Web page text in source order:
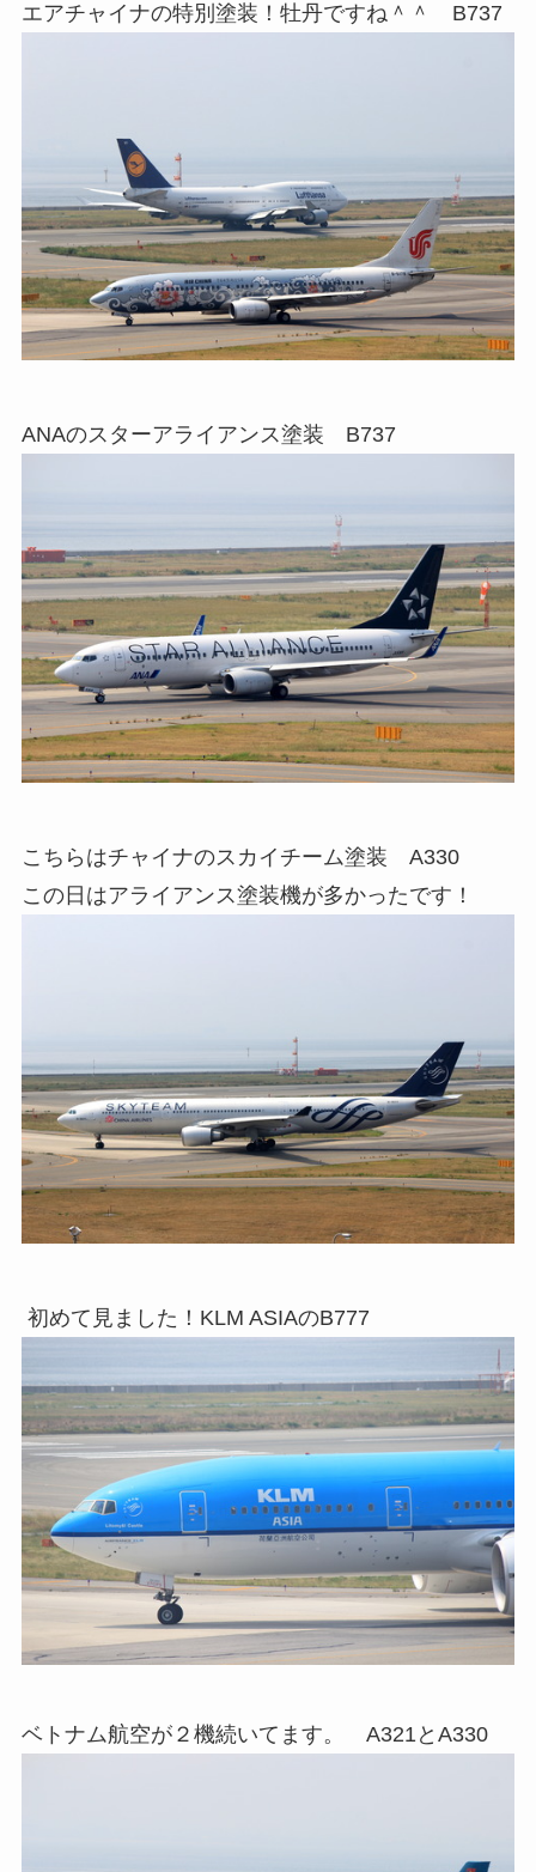
エアチャイナの特別塗装！牡丹ですね＾＾ B737
ANAのスターアライアンス塗装 B737
こちらはチャイナのスカイチーム塗装 A330
この日はアライアンス塗装機が多かったです！
初めて見ました！KLM ASIAのB777
ベトナム航空が２機続いてます。 A321とA330